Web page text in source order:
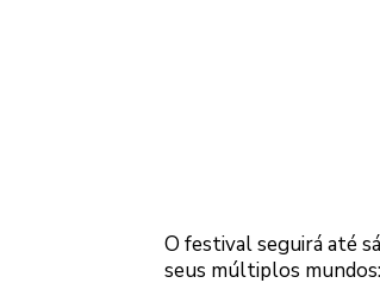
O festival seguirá até
seus múltiplos